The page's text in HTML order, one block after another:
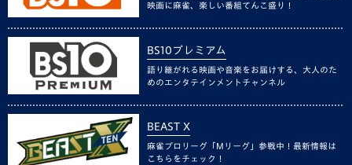
映画に麻雀、楽しい番組てんこ盛り！
BS10プレミアム
語り継がれる映画や音楽をお届けする、大人のた
めのエンタテインメントチャンネル
BEAST X
麻雀プロリーグ「Mリーグ」参戦中！最新情報は
こちらをチェック！